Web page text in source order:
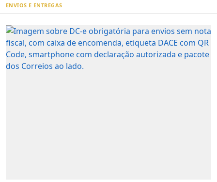
ENVIOS E ENTREGAS